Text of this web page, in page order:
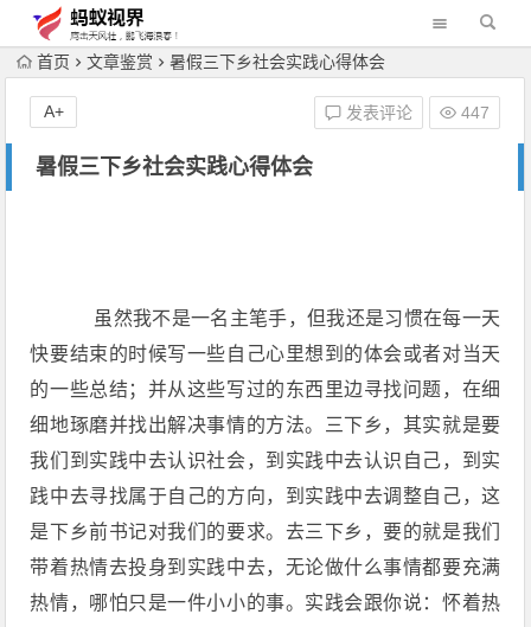
首页 文章鉴赏 暑假三下乡社会实践心得体会
暑假三下乡社会实践心得体会
发表评论 447
A+
虽然我不是一名主笔手，但我还是习惯在每一天
快要结束的时候写一些自己心里想到的体会或者对当天
的一些总结；并从这些写过的东西里边寻找问题，在细
细地琢磨并找出解决事情的方法。三下乡，其实就是要
我们到实践中去认识社会，到实践中去认识自己，到实
践中去寻找属于自己的方向，到实践中去调整自己，这
是下乡前书记对我们的要求。去三下乡，要的就是我们
带着热情去投身到实践中去，无论做什么事情都要充满
热情，哪怕只是一件小小的事。实践会跟你说：怀着热